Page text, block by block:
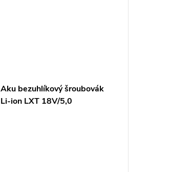
Aku bezuhlíkový šroubovák
Li-ion LXT 18V/5,0